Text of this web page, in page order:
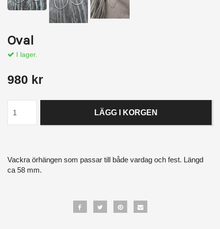
Oval
I lager.
980 kr
LÄGG I KORGEN
Vackra örhängen som passar till både vardag och fest. Längd
ca 58 mm.